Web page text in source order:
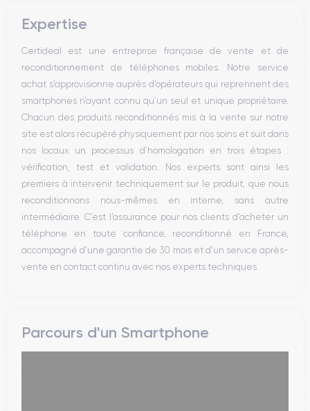
Haut parleur
Bouton Home
Bluetooth
WiFi
Réseau
Vibreur
Prise USB
Expertise
Certideal est une entreprise française de vente et de
reconditionnement de téléphones mobiles. Notre service
achat s’approvisionne auprès d’opérateurs qui reprennent des
smartphones n’ayant connu qu’un seul et unique propriétaire.
Chacun des produits reconditionnés mis à la vente sur notre
site est alors récupéré physiquement par nos soins et suit dans
nos locaux un processus d’homologation en trois étapes :
vérification, test et validation. Nos experts sont ainsi les
premiers à intervenir techniquement sur le produit, que nous
reconditionnons nous-mêmes en interne, sans autre
intermédiaire. C’est l’assurance pour nos clients d’acheter un
téléphone en toute confiance, reconditionné en France,
accompagné d’une garantie de 30 mois et d’un service après-
vente en contact continu avec nos experts techniques.
Parcours d'un Smartphone